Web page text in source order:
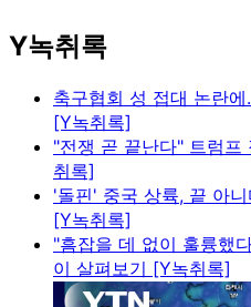
Y녹취록
축구협회 성 접대 논란
[Y녹취록]
"전쟁 곧 끝난다" 트럼프
취록]
'돌핀' 중국 상륙, 끝 아
[Y녹취록]
"흠잡을 데 없이 훌륭했
이 살펴보기 [Y녹취록]